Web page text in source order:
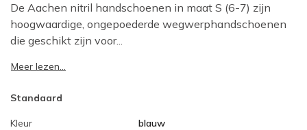
De Aachen nitril handschoenen in maat S (6-7) zijn
hoogwaardige, ongepoederde wegwerphandschoenen
die geschikt zijn voor...
Meer lezen...
Standaard
Kleur blauw